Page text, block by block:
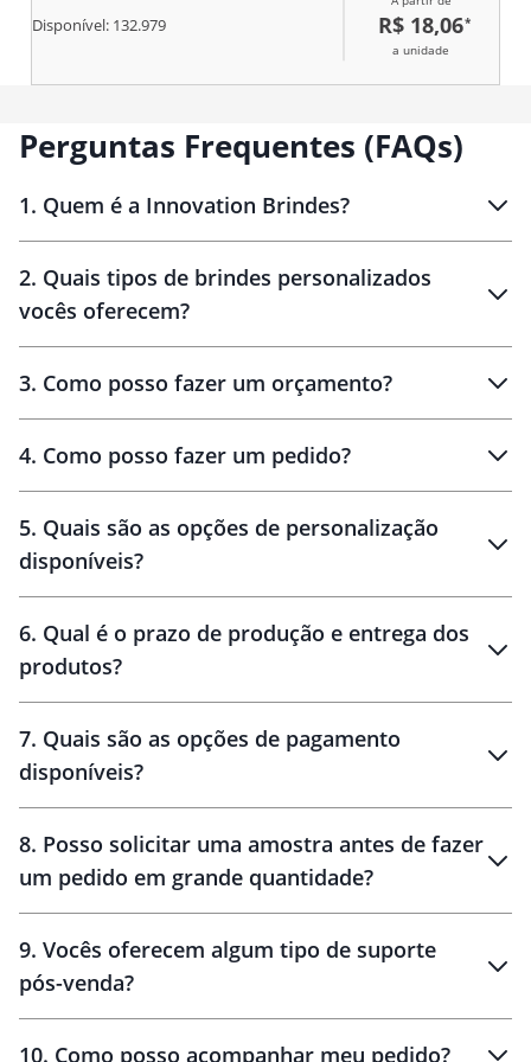
Disponível: 132.979 R$ 18,06*
a unidade
Perguntas Frequentes (FAQs)
1. Quem é a Innovation Brindes?
Brindes personalizados
2. Quais tipos de brindes personalizados
vocês oferecem?
personalizados
3. Como posso fazer um orçamento?
brinde
personalização
4. Como posso fazer um pedido?
amostra virtual
5. Quais são as opções de personalização
disponíveis?
6. Qual é o prazo de produção e entrega dos
produtos?
10 dias
brinde
48 horas
7. Quais são as opções de pagamento
disponíveis?
8. Posso solicitar uma amostra antes de fazer
um pedido em grande quantidade?
amostras
9. Vocês oferecem algum tipo de suporte
pós-venda?
10. Como posso acompanhar meu pedido?